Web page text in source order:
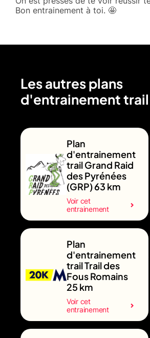
Bon entrainement à toi. 🤩
Les autres plans
d'entrainement trail
Plan
d'entrainement
trail Grand Raid
des Pyrénées
(GRP) 63 km
Voir cet
entrainement
Plan
d'entrainement
trail Trail des
Fous Romains
25 km
Voir cet
entrainement